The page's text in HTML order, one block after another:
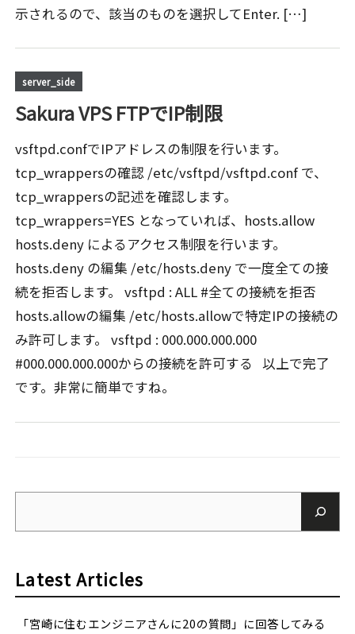
示されるので、該当のものを選択してEnter. […]
server_side
Sakura VPS FTPでIP制限
vsftpd.confでIPアドレスの制限を行います。
tcp_wrappersの確認 /etc/vsftpd/vsftpd.conf で、
tcp_wrappersの記述を確認します。
tcp_wrappers=YES となっていれば、hosts.allow
hosts.deny によるアクセス制限を行います。
hosts.deny の編集 /etc/hosts.deny で一度全ての接
続を拒否します。 vsftpd : ALL #全ての接続を拒否
hosts.allowの編集 /etc/hosts.allowで特定IPの接続の
み許可します。 vsftpd : 000.000.000.000
#000.000.000.000からの接続を許可する 以上で完了
です。非常に簡単ですね。
Latest Articles
「宮崎に住むエンジニアさんに20の質問」に回答してみる